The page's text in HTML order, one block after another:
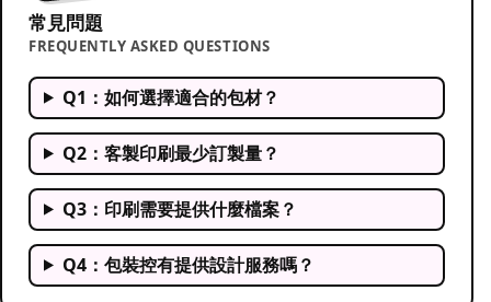
常見問題
FREQUENTLY ASKED QUESTIONS
Q1：如何選擇適合的包材？
Q2：客製印刷最少訂製量？
Q3：印刷需要提供什麼檔案？
Q4：包裝控有提供設計服務嗎？